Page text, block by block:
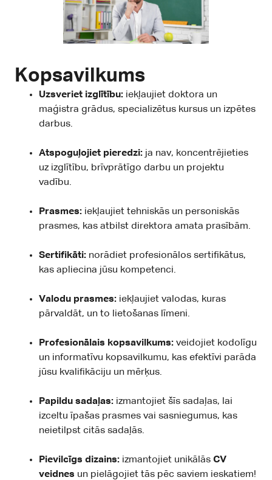
Kopsavilkums
Uzsveriet izglītību: iekļaujiet doktora un
maģistra grādus, specializētus kursus un izpētes
darbus.
Atspoguļojiet pieredzi: ja nav, koncentrējieties
uz izglītību, brīvprātīgo darbu un projektu
vadību.
Prasmes: iekļaujiet tehniskās un personiskās
prasmes, kas atbilst direktora amata prasībām.
Sertifikāti: norādiet profesionālos sertifikātus,
kas apliecina jūsu kompetenci.
Valodu prasmes: iekļaujiet valodas, kuras
pārvaldāt, un to lietošanas līmeni.
Profesionālais kopsavilkums: veidojiet kodolīgu
un informatīvu kopsavilkumu, kas efektīvi parāda
jūsu kvalifikāciju un mērķus.
Papildu sadaļas: izmantojiet šīs sadaļas, lai
izceltu īpašas prasmes vai sasniegumus, kas
neietilpst citās sadaļās.
Pievilcīgs dizains: izmantojiet unikālās CV
veidnes un pielāgojiet tās pēc saviem ieskatiem!